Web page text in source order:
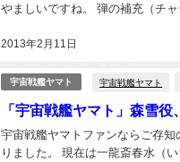
2013年2月11日
やましいですね。 弾の補充（チ
宇宙戦艦ヤマト 宇宙戦艦ヤマト
「宇宙戦艦ヤマト」森雪
宇宙戦艦ヤマトファンならご存
りました。 現在は一龍斎春水（